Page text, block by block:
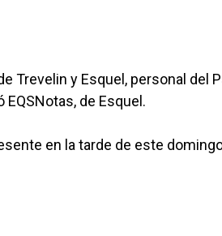
Trevelin y Esquel, personal del
de Esquel.
en la tarde de este